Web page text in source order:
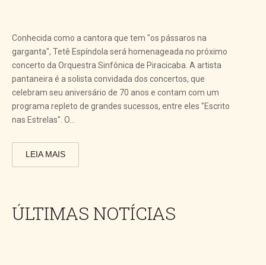
Conhecida como a cantora que tem "os pássaros na
garganta", Tetê Espíndola será homenageada no próximo
concerto da Orquestra Sinfônica de Piracicaba. A artista
pantaneira é a solista convidada dos concertos, que
celebram seu aniversário de 70 anos e contam com um
programa repleto de grandes sucessos, entre eles "Escrito
nas Estrelas". O...
LEIA MAIS
ÚLTIMAS NOTÍCIAS